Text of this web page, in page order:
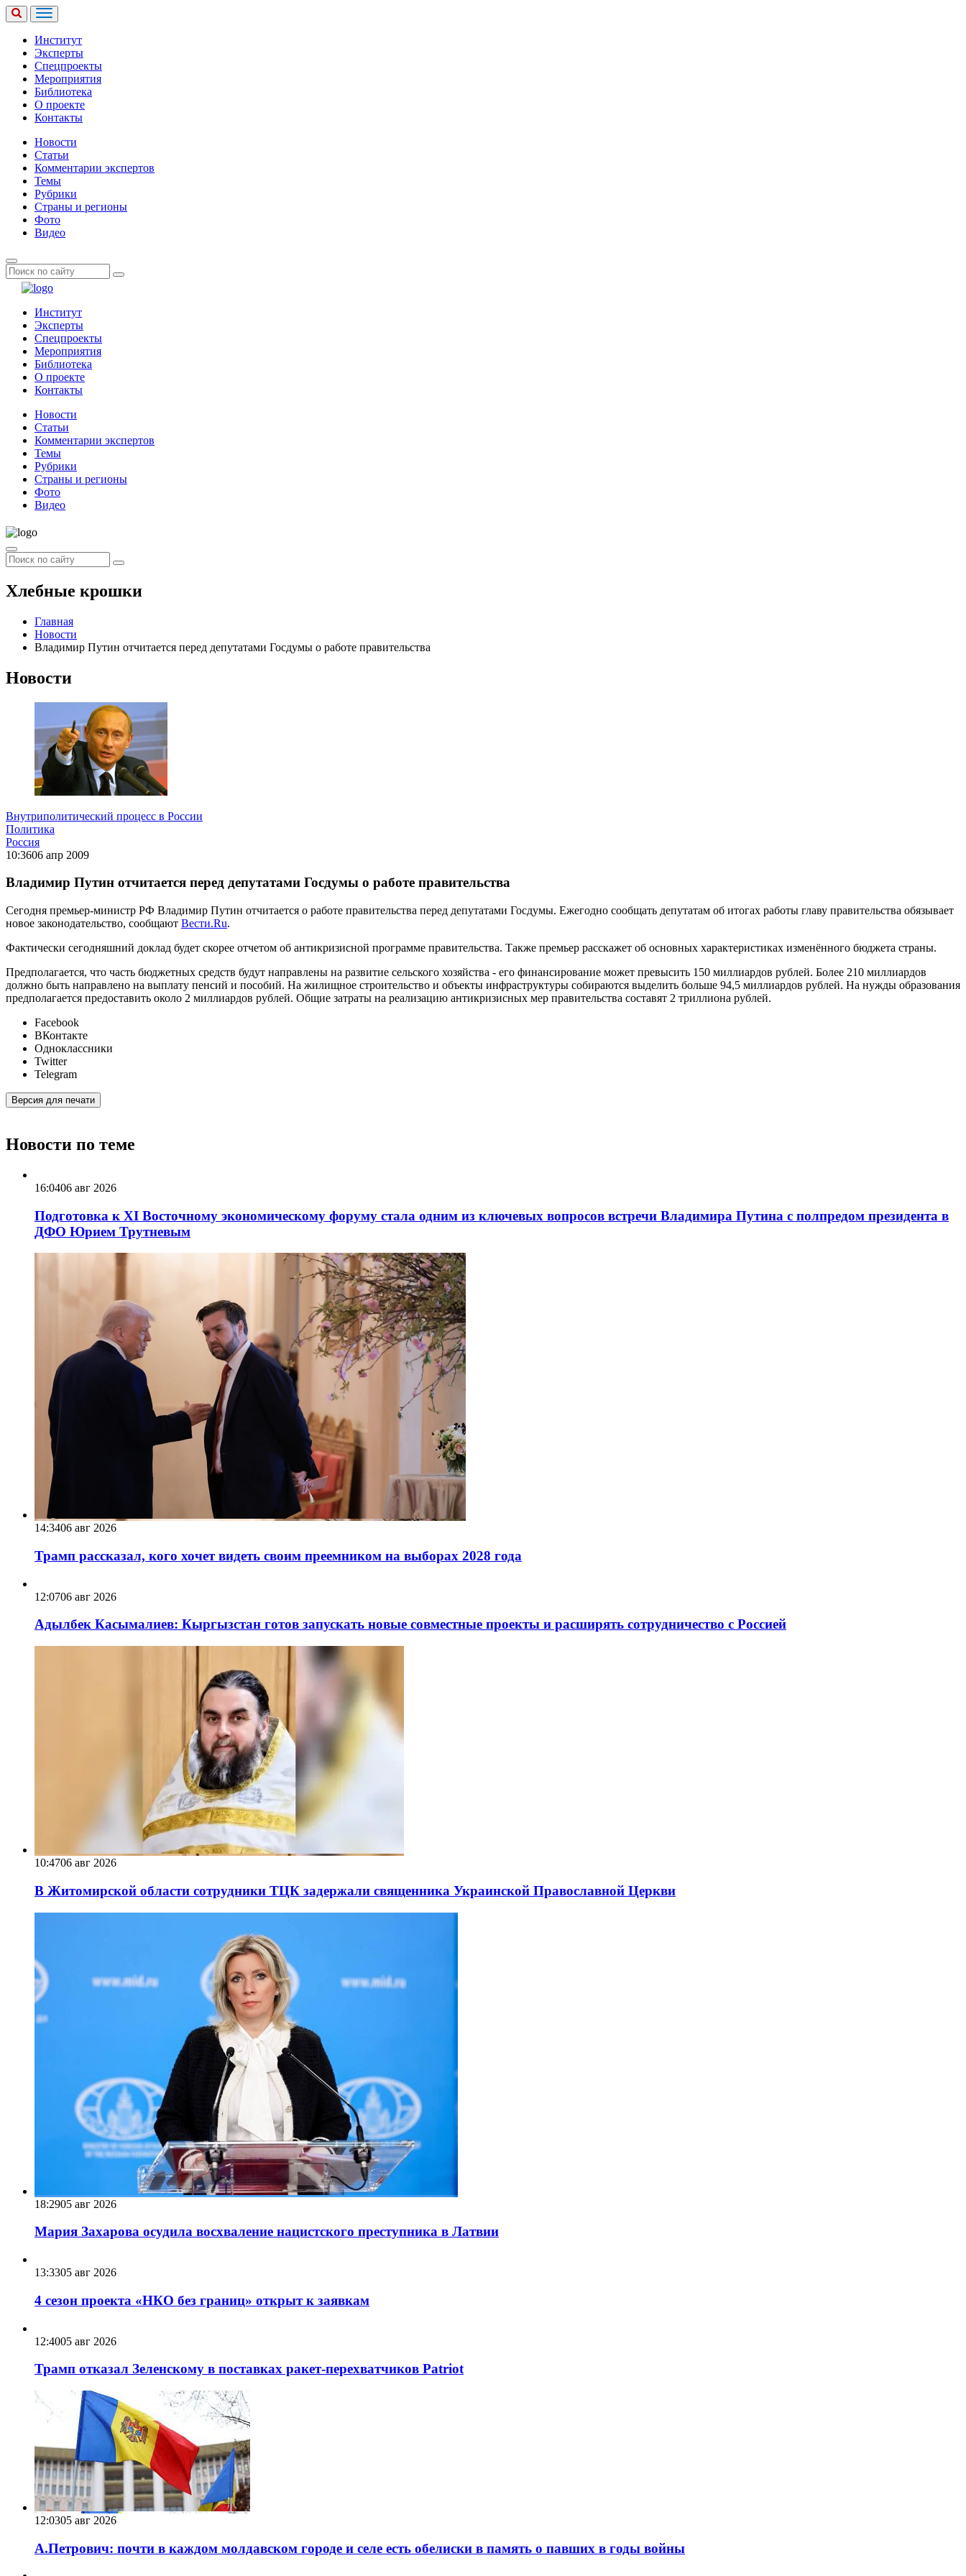
Институт
Эксперты
Спецпроекты
Мероприятия
Библиотека
О проекте
Контакты
Новости
Статьи
Комментарии экспертов
Темы
Рубрики
Страны и регионы
Фото
Видео
Институт
Эксперты
Спецпроекты
Мероприятия
Библиотека
О проекте
Контакты
Новости
Статьи
Комментарии экспертов
Темы
Рубрики
Страны и регионы
Фото
Видео
Хлебные крошки
Главная
Новости
Владимир Путин отчитается перед депутатами Госдумы о работе правительства
Новости
Внутриполитический процесс в России
Политика
Россия
10:3606 апр 2009
Владимир Путин отчитается перед депутатами Госдумы о работе правительства
Сегодня премьер-министр РФ Владимир Путин отчитается о работе правительства перед депутатами Госдумы. Ежегодно сообщать депутатам об итогах работы главу правительства обязывает
новое законодательство, сообщают Вести.Ru.
Фактически сегодняшний доклад будет скорее отчетом об антикризисной программе правительства. Также премьер расскажет об основных характеристиках изменённого бюджета страны.
Предполагается, что часть бюджетных средств будут направлены на развитие сельского хозяйства - его финансирование может превысить 150 миллиардов рублей. Более 210 миллиардов
должно быть направлено на выплату пенсий и пособий. На жилищное строительство и объекты инфраструктуры собираются выделить больше 94,5 миллиардов рублей. На нужды образования
предполагается предоставить около 2 миллиардов рублей. Общие затраты на реализацию антикризисных мер правительства составят 2 триллиона рублей.
Facebook
ВКонтакте
Одноклассники
Twitter
Telegram
Версия для печати
Новости по теме
16:0406 авг 2026
Подготовка к XI Восточному экономическому форуму стала одним из ключевых вопросов встречи Владимира Путина с полпредом президента в
ДФО Юрием Трутневым
14:3406 авг 2026
Трамп рассказал, кого хочет видеть своим преемником на выборах 2028 года
12:0706 авг 2026
Адылбек Касымалиев: Кыргызстан готов запускать новые совместные проекты и расширять сотрудничество с Россией
10:4706 авг 2026
В Житомирской области сотрудники ТЦК задержали священника Украинской Православной Церкви
18:2905 авг 2026
Мария Захарова осудила восхваление нацистского преступника в Латвии
13:3305 авг 2026
4 сезон проекта «НКО без границ» открыт к заявкам
12:4005 авг 2026
Трамп отказал Зеленскому в поставках ракет-перехватчиков Patriot
12:0305 авг 2026
А.Петрович: почти в каждом молдавском городе и селе есть обелиски в память о павших в годы войны